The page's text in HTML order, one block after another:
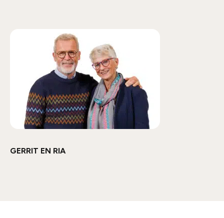
GERRIT EN RIA